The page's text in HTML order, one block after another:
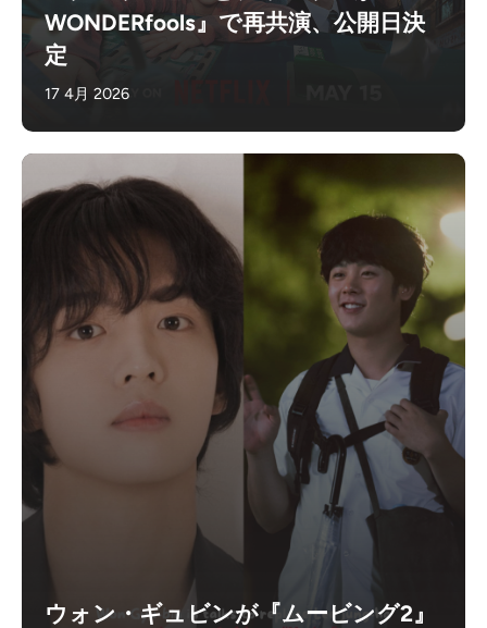
WONDERfools』で再共演、公開日決
定
17 4月 2026
ウォン・ギュビンが『ムービング2』